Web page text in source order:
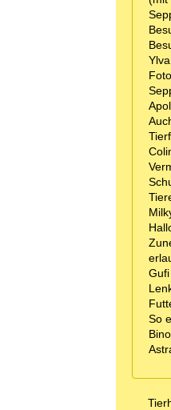
Ylva
Gufi
So
Bino